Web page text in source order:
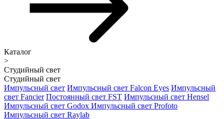
Каталог
>
Студийный свет
Студийный свет
Импульсный свет Импульсный свет Falcon Eyes Импульсный
свет Fancier Постоянный свет FST Импульсный свет Hensel
Импульсный свет Godox Импульсный свет Profoto
Импульсный свет Raylab